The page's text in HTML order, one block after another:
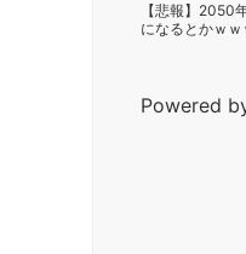
【悲報】2050
になるとかｗ
Powered